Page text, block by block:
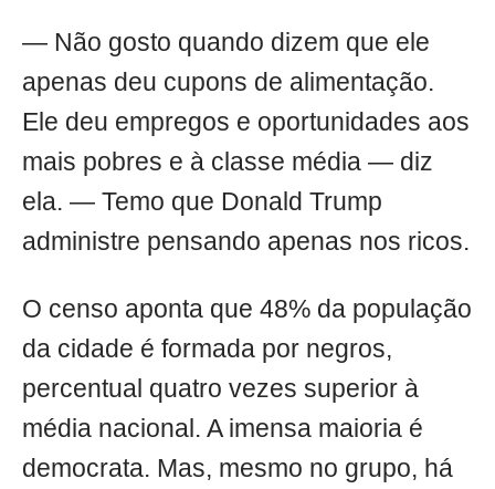
— Não gosto quando dizem que ele
apenas deu cupons de alimentação.
Ele deu empregos e oportunidades aos
mais pobres e à classe média — diz
ela. — Temo que Donald Trump
administre pensando apenas nos ricos.
O censo aponta que 48% da população
da cidade é formada por negros,
percentual quatro vezes superior à
média nacional. A imensa maioria é
democrata. Mas, mesmo no grupo, há